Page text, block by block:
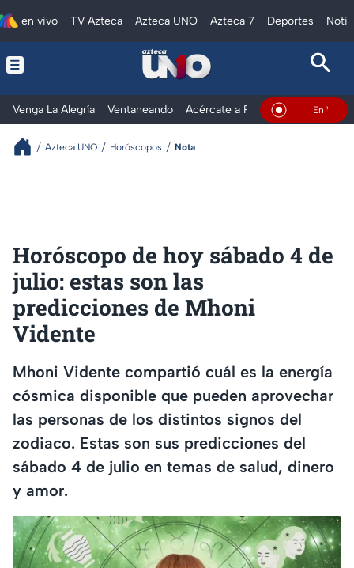
en vivo TV Azteca Azteca UNO Azteca 7 Deportes
Venga La Alegría Ventaneando Acércate a Rocío Al Extremo
En Vivo
Azteca UNO Horóscopos Nota
Horóscopo de hoy sábado 4 de
julio: estas son las
predicciones de Mhoni
Vidente
Mhoni Vidente compartió cuál es la energía
cósmica disponible que pueden aprovechar
las personas de los distintos signos del
zodiaco. Estas son sus predicciones del
sábado 4 de julio en temas de salud, dinero
y amor.